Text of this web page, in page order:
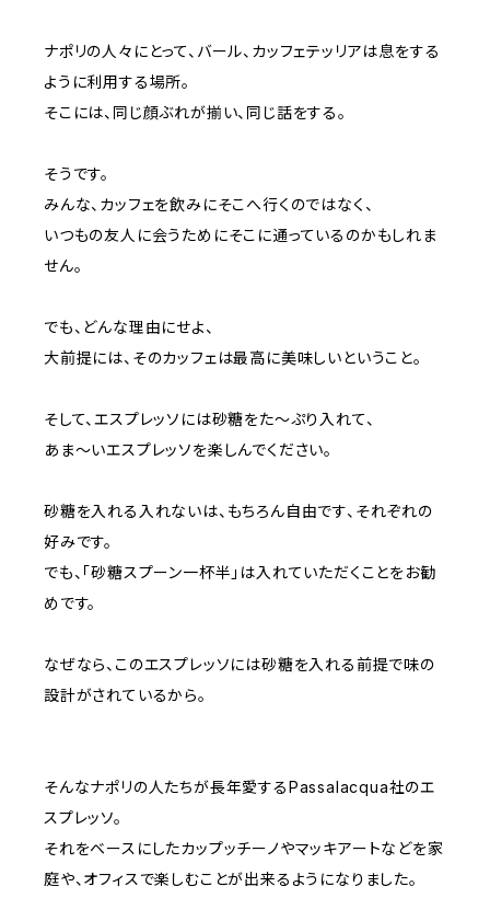
ナポリの人々にとって、バール、カッフェテッリアは息をする
ように利用する場所。
そこには、同じ顔ぶれが揃い、同じ話をする。
そうです。
みんな、カッフェを飲みにそこへ行くのではなく、
いつもの友人に会うためにそこに通っているのかもしれま
せん。
でも、どんな理由にせよ、
大前提には、そのカッフェは最高に美味しいということ。
そして、エスプレッソには砂糖をた〜ぷり入れて、
あま〜いエスプレッソを楽しんでください。
砂糖を入れる入れないは、もちろん自由です、それぞれの
好みです。
でも、「砂糖スプーン一杯半」は入れていただくことをお勧
めです。
なぜなら、このエスプレッソには砂糖を入れる前提で味の
設計がされているから。
そんなナポリの人たちが長年愛するPassalacqua社のエ
スプレッソ。
それをベースにしたカップッチーノやマッキアートなどを家
庭や、オフィスで楽しむことが出来るようになりました。